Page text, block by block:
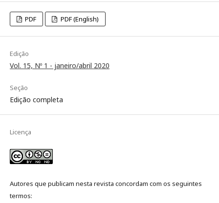
PDF PDF (English)
Edição
Vol. 15, Nº 1 - janeiro/abril 2020
Seção
Edição completa
Licença
Autores que publicam nesta revista concordam com os seguintes
termos: